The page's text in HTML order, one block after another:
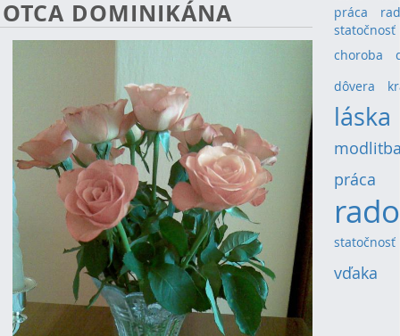
OTCA DOMINIKÁNA
práca
statočnosť
choroba (4)
dôvera (4)
láska
práca
statočnosť
vďaka